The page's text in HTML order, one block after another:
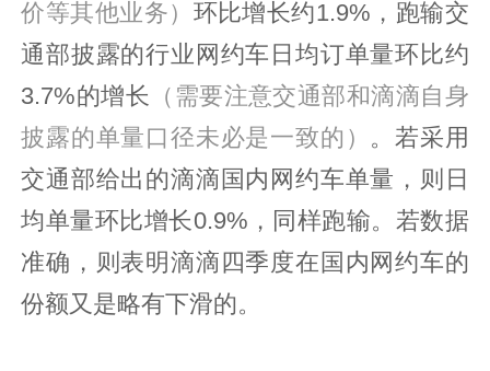
价等其他业务） 环比增长约1.9%，跑输交
通部披露的行业网约车日均订单量环比约
3.7%的增长 （需要注意交通部和滴滴自身
披露的单量口径未必是一致的） 。若采用
交通部给出的滴滴国内网约车单量，则日
均单量环比增长0.9%，同样跑输。若数据
准确，则表明滴滴四季度在国内网约车的
份额又是略有下滑的。